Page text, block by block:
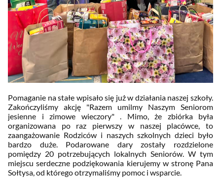
Pomaganie na stałe wpisało się już w działania naszej szkoły.
Zakończyliśmy akcję "Razem umilmy Naszym Seniorom
jesienne i zimowe wieczory" . Mimo, że zbiórka była
organizowana po raz pierwszy w naszej placówce, to
zaangażowanie Rodziców i naszych szkolnych dzieci było
bardzo duże. Podarowane dary zostały rozdzielone
pomiędzy 20 potrzebujących lokalnych Seniorów. W tym
miejscu serdeczne podziękowania kierujemy w stronę Pana
Sołtysa, od którego otrzymaliśmy pomoc i wsparcie.